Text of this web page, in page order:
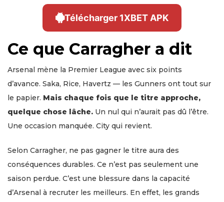
Télécharger 1XBET APK
Ce que Carragher a dit
Arsenal mène la Premier League avec six points
d’avance. Saka, Rice, Havertz — les Gunners ont tout sur
le papier. Mais chaque fois que le titre approche,
quelque chose lâche. Un nul qui n’aurait pas dû l’être.
Une occasion manquée. City qui revient.
Selon Carragher, ne pas gagner le titre aura des
conséquences durables. Ce n’est pas seulement une
saison perdue. C’est une blessure dans la capacité
d’Arsenal à recruter les meilleurs. En effet, les grands